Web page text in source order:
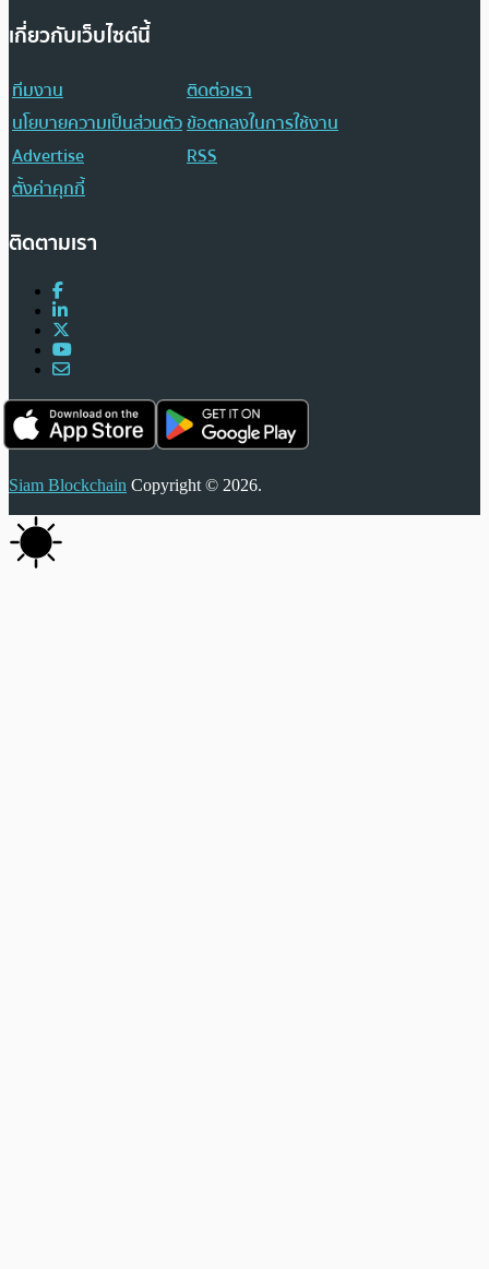
เกี่ยวกับเว็บไซต์นี้
ทีมงาน
ติดต่อเรา
นโยบายความเป็นส่วนตัวข้อตกลงในการใช้งาน
Advertise
RSS
ตั้งค่าคุกกี้
ติดตามเรา
Siam Blockchain Copyright © 2026.